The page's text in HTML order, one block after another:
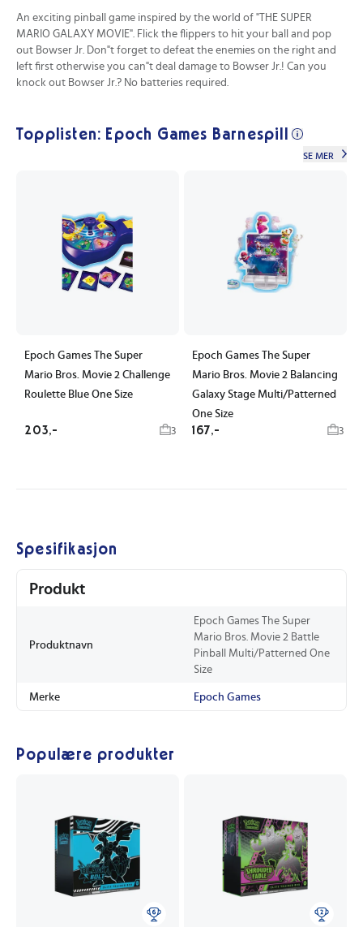
An exciting pinball game inspired by the world of "THE SUPER
MARIO GALAXY MOVIE". Flick the flippers to hit your ball and pop
out Bowser Jr. Don"t forget to defeat the enemies on the right and
left first otherwise you can"t deal damage to Bowser Jr.! Can you
knock out Bowser Jr.? No batteries required.
Topplisten: Epoch Games Barnespill
SE MER
Epoch Games The Super
Mario Bros. Movie 2 Challenge
Roulette Blue One Size
203,- 3
Epoch Games The Super
Mario Bros. Movie 2 Balancing
Galaxy Stage Multi/Patterned
One Size
167,- 3
Spesifikasjon
Produkt
Produktnavn
Epoch Games The Super
Mario Bros. Movie 2 Battle
Pinball Multi/Patterned One
Size
Merke Epoch Games
Populære produkter